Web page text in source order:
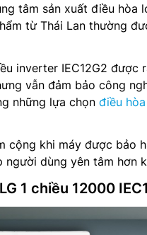
tâm sản xuất điều hòa
từ Thái Lan thường
inverter IEC12G2 được
vẫn đảm bảo công
những lựa chọn điều
cộng khi máy được bảo
người dùng yên tâm hơn
1 chiều 12000